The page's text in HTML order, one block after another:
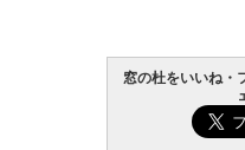
定バー
イン
ライン
bデザ
￥
Kindle
ショ
るさ自
持続
窓の杜をいいね・